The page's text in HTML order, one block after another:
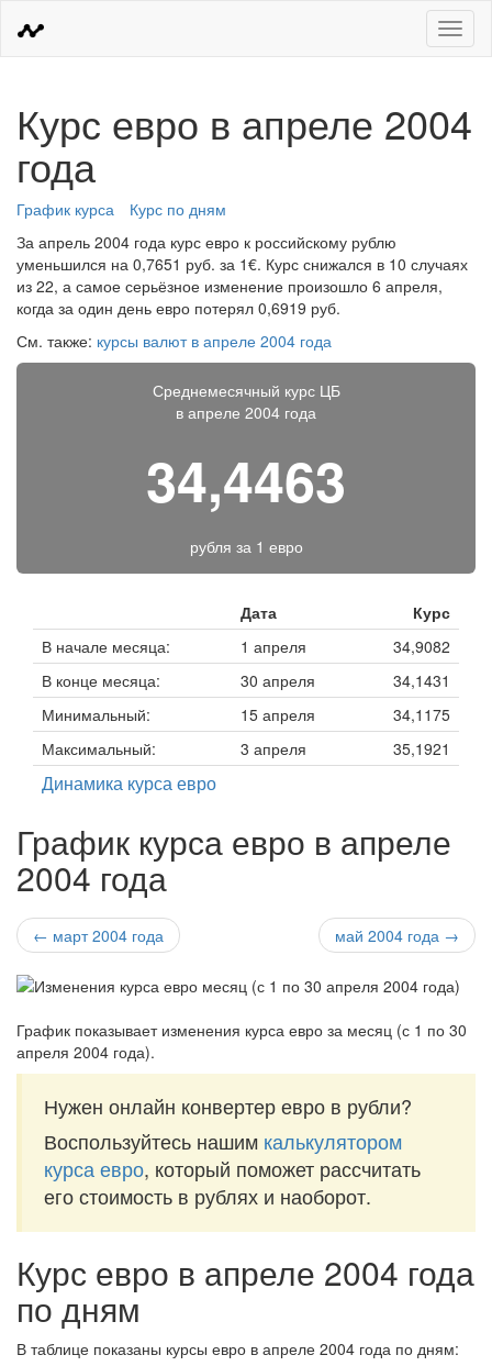
Меню
Курс евро в апреле 2004
года
График курса
Курс по дням
За апрель 2004 года курс евро к российскому рублю
уменьшился на 0,7651 руб. за 1€. Курс снижался в 10 случаях
из 22, а самое серьёзное изменение произошло 6 апреля,
когда за один день евро потерял 0,6919 руб.
См. также: курсы валют в апреле 2004 года
Среднемесячный курс ЦБ
в апреле 2004 года
34,4463
рубля за 1 евро
Дата
Курс
В начале месяца:
1 апреля
34,9082
В конце месяца:
30 апреля
34,1431
Минимальный:
15 апреля
34,1175
Максимальный:
3 апреля 35,1921
Динамика курса евро
График курса евро в апреле
2004 года
← март 2004 года май 2004 года →
График показывает изменения курса евро за месяц (с 1 по 30
апреля 2004 года).
Нужен онлайн конвертер евро в рубли?
Воспользуйтесь нашим калькулятором
курса евро, который поможет рассчитать
его стоимость в рублях и наоборот.
Курс евро в апреле 2004 года
по дням
В таблице показаны курсы евро в апреле 2004 года по дням: